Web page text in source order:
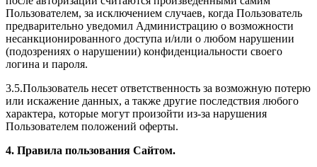
Пользователем, за исключением случаев, когда Пользователь
предварительно уведомил Администрацию о возможности
несанкционированного доступа и/или о любом нарушении
(подозрениях о нарушении) конфиденциальности своего
логина и пароля.
3.5.Пользователь несет ответственность за возможную потерю
или искажение данных, а также другие последствия любого
характера, которые могут произойти из-за нарушения
Пользователем положений оферты.
4. Правила пользования Сайтом.